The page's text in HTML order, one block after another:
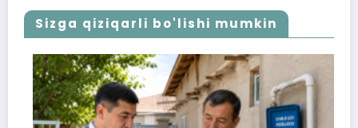
Sizga qiziqarli bo'lishi mumkin